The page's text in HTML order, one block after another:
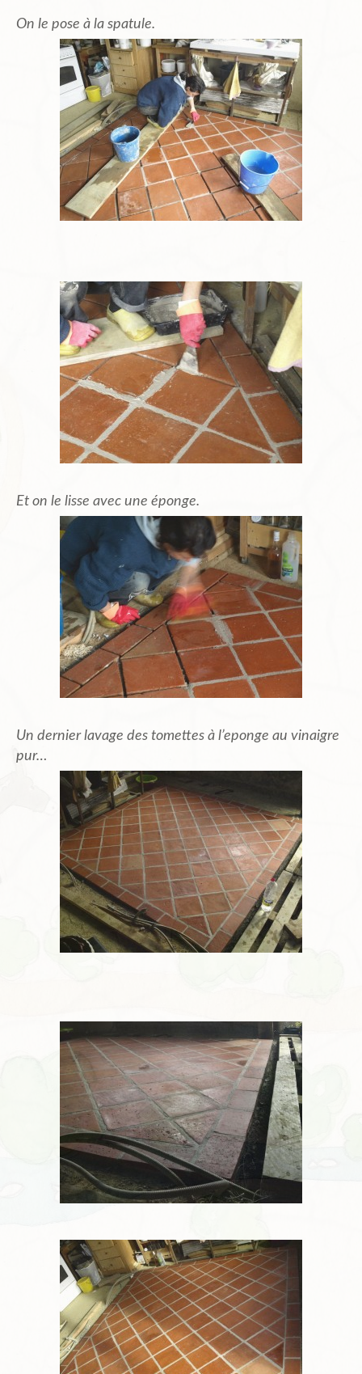
On le pose à la spatule.
Et on le lisse avec une éponge.
Un dernier lavage des tomettes à l’eponge au vinaigre
pur…